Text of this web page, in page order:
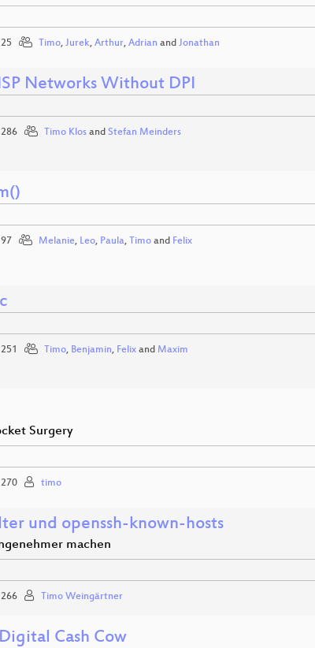
25 Timo, Jurek, Arthur, Adrian and Jonathan
Networks Without DPI
286 Timo Klos and Stefan Meinders
97 Melanie, Leo, Paula, Timo and Felix
251 Timo, Benjamin, Felix and Maxim
Surgery
270 timo
und openssh-known-hosts
machen
266 Timo Weingärtner
Cash Cow